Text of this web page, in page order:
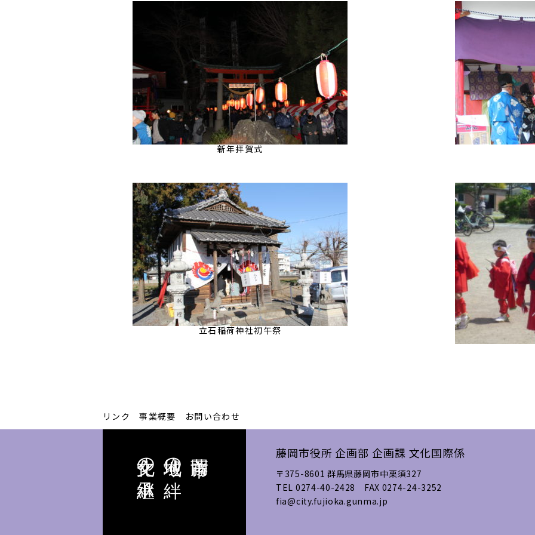
新年拝賀式
立石稲荷神社初午祭
リンク 事業概要 お問い合わせ
地域の絆
文化の継承 藤岡市役所 企画部 企画課 文化国際係
〒375-8601 群馬県藤岡市中栗須327
TEL 0274-40-2428 FAX 0274-24-3252
fia@city.fujioka.gunma.jp